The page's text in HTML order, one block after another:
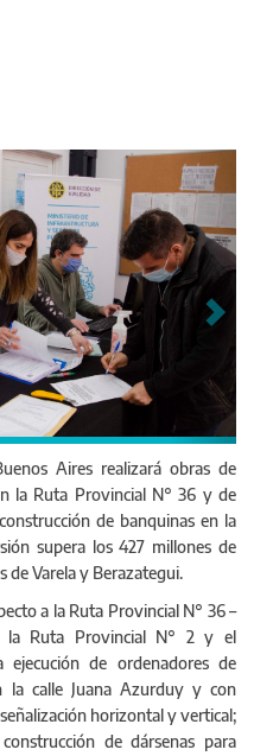
Aires realizará obras de
la Ruta Provincial N° 36 y de
de banquinas en la
supera los 427 millones de
de Varela y Berazategui.
a la Ruta Provincial N° 36 –
la Ruta Provincial N° 2 y el
ejecución de ordenadores de
la calle Juana Azurduy y con
horizontal y vertical;
de dársenas para